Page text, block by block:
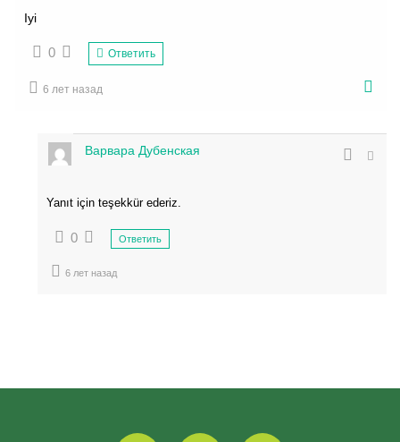
Iyi
0 Ответить
6 лет назад
Варвара Дубенская
Yanıt için teşekkür ederiz.
0 Ответить
6 лет назад